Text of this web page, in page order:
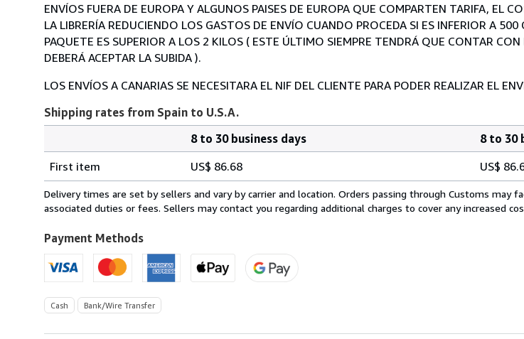
ENVÍOS FUERA DE EUROPA Y ALGUNOS PAISES DE EUROPA QUE COMPARTEN TARIFA, EL
LA LIBRERÍA REDUCIENDO LOS GASTOS DE ENVÍO CUANDO PROCEDA SI ES INFERIOR A
PAQUETE ES SUPERIOR A LOS 2 KILOS ( ESTE ÚLTIMO SIEMPRE TENDRÁ QUE CONTAR
DEBERÁ ACEPTAR LA SUBIDA ).
LOS ENVÍOS A CANARIAS SE NECESITARA EL NIF DEL CLIENTE PARA PODER REALIZAR EL
Shipping rates from Spain to U.S.A.
rates
from
Spain
U.S.A.
8 to 30 business days
8 to 30
First item
US$ 86.68 US$
Delivery times are set by sellers and vary by carrier and location. Orders passing through Customs may
associated duties or fees. Sellers may contact you regarding additional charges to cover any increased
Payment Methods
Cash Bank/Wire Transfer